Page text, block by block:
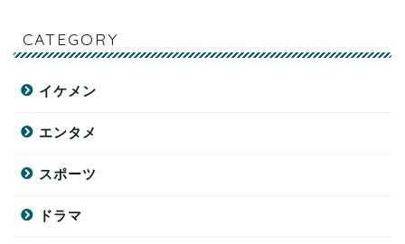
CATEGORY
イケメン
エンタメ
スポーツ
ドラマ